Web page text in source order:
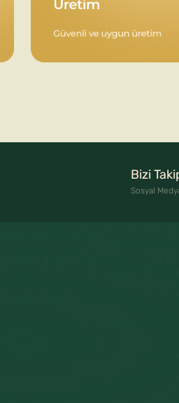
Bizi
Sosyal